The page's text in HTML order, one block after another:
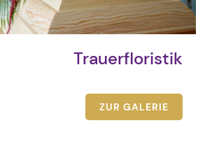
Trauerfloristik
ZUR GALERIE